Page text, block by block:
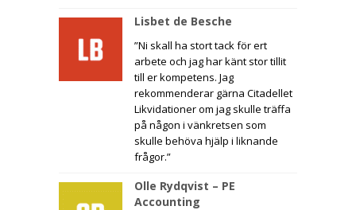
Lisbet de Besche
”Ni skall ha stort tack för ert
arbete och jag har känt stor tillit
till er kompetens. Jag
rekommenderar gärna Citadellet
Likvidationer om jag skulle träffa
på någon i vänkretsen som
skulle behöva hjälp i liknande
frågor.”
Olle Rydqvist – PE
Accounting